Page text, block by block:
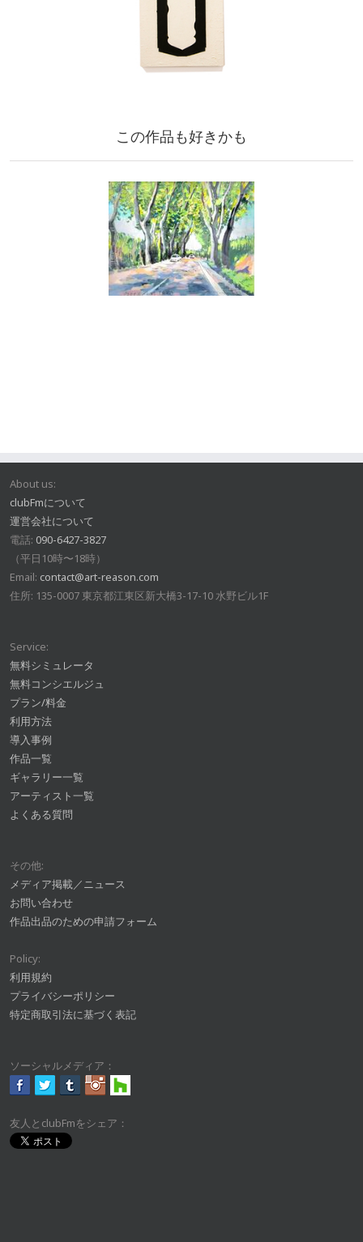
この作品も好きかも
About us:
clubFmについて
運営会社について
電話: 090-6427-3827
（平日10時〜18時）
Email: contact@art-reason.com
住所: 135-0007 東京都江東区新大橋3-17-10 水野ビル1F
Service:
無料シミュレータ
無料コンシエルジュ
プラン/料金
利用方法
導入事例
作品一覧
ギャラリー一覧
アーティスト一覧
よくある質問
その他:
メディア掲載／ニュース
お問い合わせ
作品出品のための申請フォーム
Policy:
利用規約
プライバシーポリシー
特定商取引法に基づく表記
ソーシャルメディア：
友人とclubFmをシェア：